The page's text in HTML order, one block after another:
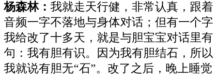
杨森林： 我就走天行健，非常认真，跟着
音频一字不落地与身体对话 ； 但有一个字
我给改了十多天，就是与胆宝宝对话里有
句：我有胆有识。因为我有胆结石，所以
我就说有胆无“石”。改了之后，晚上睡觉